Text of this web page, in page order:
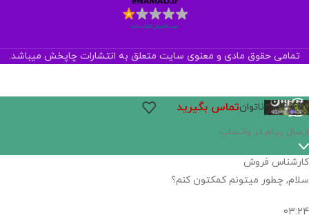
تمامی حقوق مادی و معنوی سایت متعلق به انتشارات چاپخش میباشد.
ناتوانتماس بگیرید
اگر
نیست,